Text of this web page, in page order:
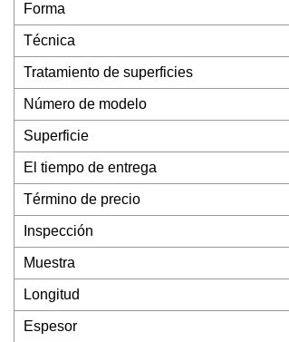
Forma
Técnica
Tratamiento de superficies
Número de modelo
Superficie
El tiempo de entrega
Término de precio
Inspección
Muestra
Longitud
Espesor